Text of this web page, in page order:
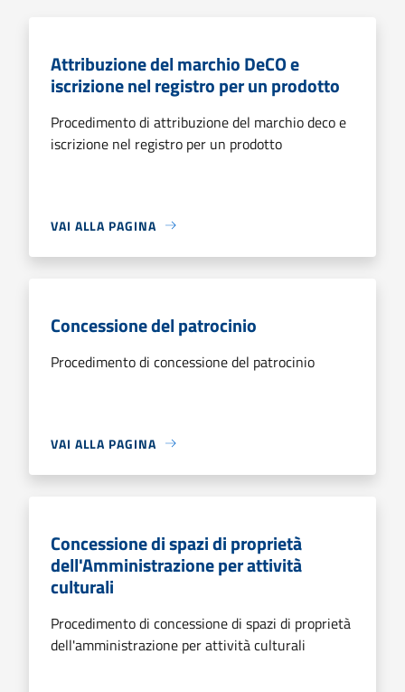
Attribuzione del marchio DeCO e
iscrizione nel registro per un prodotto
Procedimento di attribuzione del marchio deco e
iscrizione nel registro per un prodotto
VAI ALLA PAGINA
Concessione del patrocinio
Procedimento di concessione del patrocinio
VAI ALLA PAGINA
Concessione di spazi di proprietà
dell'Amministrazione per attività
culturali
Procedimento di concessione di spazi di proprietà
dell'amministrazione per attività culturali